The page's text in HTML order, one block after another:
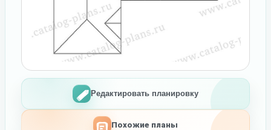
Редактировать планировку
Похожие планы